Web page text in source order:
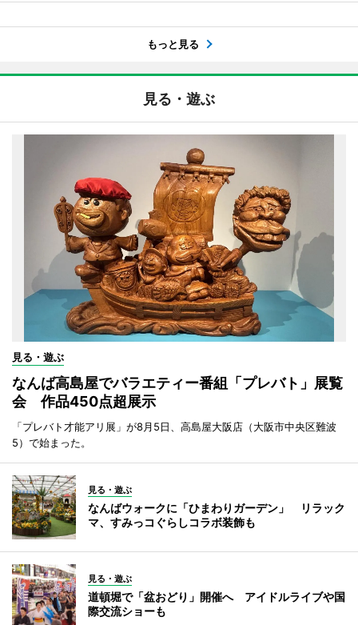
もっと見る
見る・遊ぶ
見る・遊ぶ
なんば高島屋でバラエティー番組「プレバト」展覧
会 作品450点超展示
「プレバト才能アリ展」が8月5日、高島屋大阪店（大阪市中央区難波
5）で始まった。
見る・遊ぶ
なんばウォークに「ひまわりガーデン」 リラック
マ、すみっコぐらしコラボ装飾も
見る・遊ぶ
道頓堀で「盆おどり」開催へ アイドルライブや国
際交流ショーも